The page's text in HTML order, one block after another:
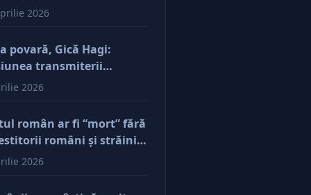
2026
povară, Gică Hagi:
transmiterii
şi a mentalităţii o
vor să-și lase moştenire
2026
român ar fi “mort” fără
români şi străini.
părerea mea, acum e
diferenţa între cine îl
2026